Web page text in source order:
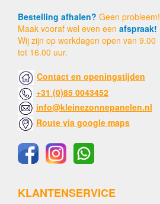
Bestelling afhalen? Geen probleem!
Maak vooraf wel even een afspraak!
Wij zijn op werkdagen open van 9.00
tot 16.00 uur.
Contact en openingstijden
+31 (0)85 0043452
info@kleinezonnepanelen.nl
Route via google maps
KLANTENSERVICE